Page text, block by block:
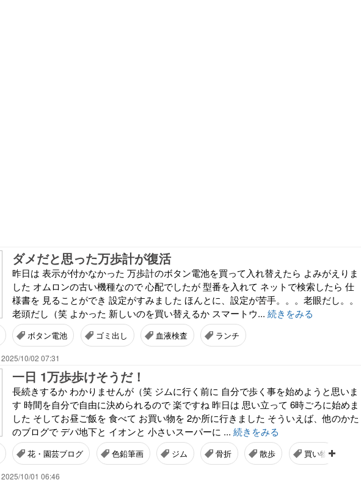
ダメだと思った万歩計が復活
昨日は 表示が付かなかった 万歩計のボタン電池を買って入れ替えたら よみがえりま
した オムロンの古い機種なので 心配でしたが 型番を入れて ネットで検索したら 仕
様書を 見ることができ 設定がすみました ほんとに、設定が苦手。。。老眼だし。。
老頭だし（笑 よかった 新しいのを買い替えるか スマートウ... 続きをみる
ボタン電池 ゴミ出し 血液検査 ランチ
2025/10/02 07:31
一日 1万歩歩けそうだ！
長続きするか わかりませんが（笑 ジムに行く前に 自分で歩く事を始めようと思いま
す 時間を自分で自由に決められるので 楽ですね 昨日は 思い立って 6時ごろに始めま
した そしてお昼ご飯を 食べて お買い物を 2か所に行きました そういえば、他のかた
のブログで デパ地下と イオンと 小さいスーパーに ... 続きをみる
花・園芸ブログ 色鉛筆画 ジム 骨折 散歩 買い物
2025/10/01 06:46